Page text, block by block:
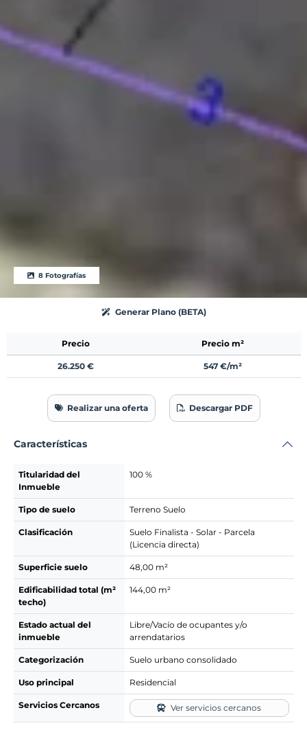
8 Fotografías
Generar Plano (BETA)
Precio Precio m²
26.250 € 547 €/m²
Realizar una oferta Descargar PDF
Características
Titularidad del
Inmueble
100 %
Tipo de suelo Terreno Suelo
Clasificación
Suelo Finalista - Solar - Parcela
(Licencia directa)
Superficie suelo 48,00 m²
Edificabilidad total (m²
techo)
144,00 m²
Estado actual del
inmueble
Libre/Vacío de ocupantes y/o
arrendatarios
Categorización Suelo urbano consolidado
Uso principal Residencial
Servicios Cercanos Ver servicios cercanos